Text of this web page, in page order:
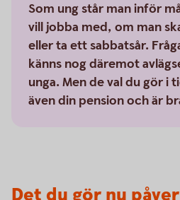
Som ung står man inför
vill jobba med, om man
eller ta ett sabbatsår.
känns nog däremot
unga. Men de val du gör i
även din pension och är